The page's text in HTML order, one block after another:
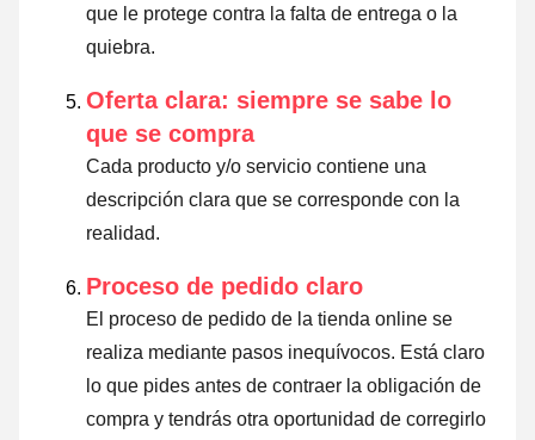
que le protege contra la falta de entrega o la
quiebra.
Oferta clara: siempre se sabe lo
que se compra
Cada producto y/o servicio contiene una
descripción clara que se corresponde con la
realidad.
Proceso de pedido claro
El proceso de pedido de la tienda online se
realiza mediante pasos inequívocos. Está claro
lo que pides antes de contraer la obligación de
compra y tendrás otra oportunidad de corregirlo